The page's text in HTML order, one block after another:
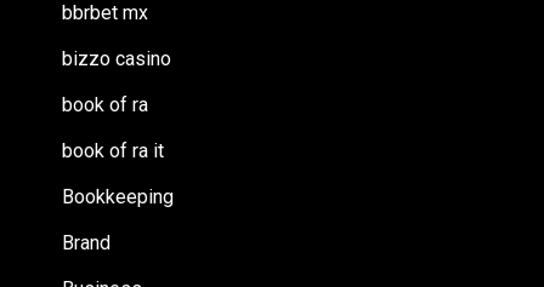
bbrbet mx
bizzo casino
book of ra
book of ra it
Bookkeeping
Brand